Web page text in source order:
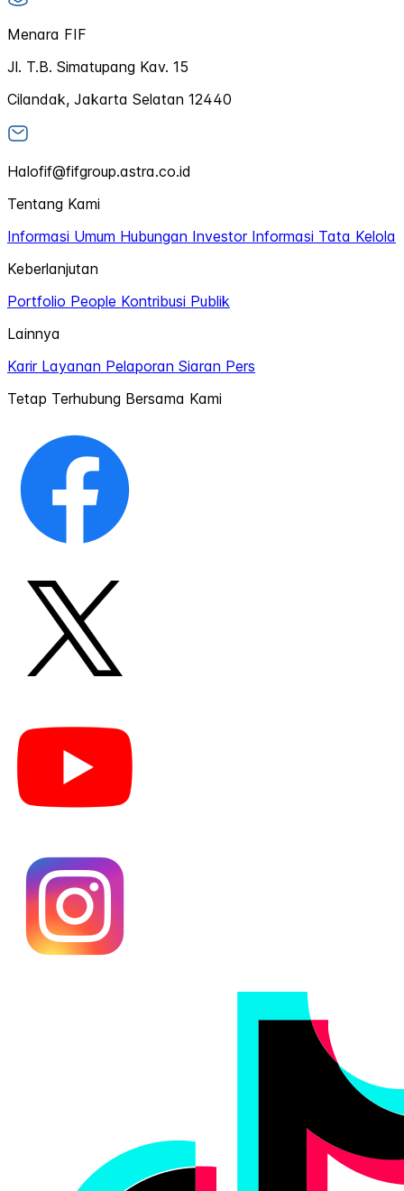
Menara FIF
Jl. T.B. Simatupang Kav. 15
Cilandak, Jakarta Selatan 12440
Halofif@fifgroup.astra.co.id
Tentang Kami
Informasi Umum Hubungan Investor Informasi Tata Kelola
Keberlanjutan
Portfolio People Kontribusi Publik
Lainnya
Karir Layanan Pelaporan Siaran Pers
Tetap Terhubung Bersama Kami